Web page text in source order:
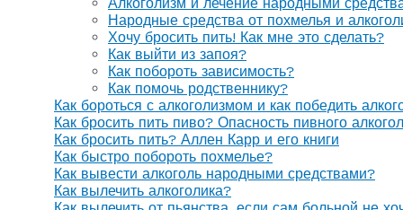
Народные средства от похмелья и
Хочу бросить пить! Как мне это сделать?
Как выйти из запоя?
Как побороть зависимость?
Как помочь родственнику?
Как бороться с алкоголизмом и как победить
Как бросить пить пиво? Опасность пивного
Как бросить пить? Аллен Карр и его книги
Как быстро побороть похмелье?
Как вывести алкоголь народными средствами?
Как вылечить алкоголика?